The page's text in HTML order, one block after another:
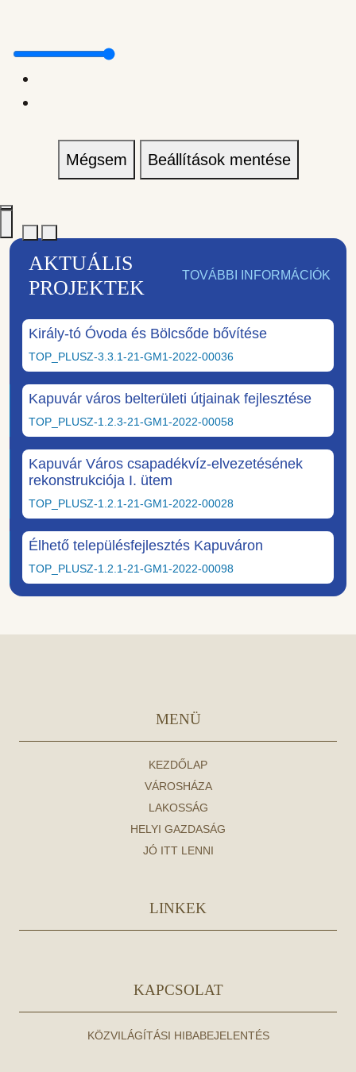
Mégsem Beállítások mentése
AKTUÁLIS
PROJEKTEK
TOVÁBBI INFORMÁCIÓK
Király-tó Óvoda és Bölcsőde bővítése
TOP_PLUSZ-3.3.1-21-GM1-2022-00036
Kapuvár város belterületi útjainak fejlesztése
TOP_PLUSZ-1.2.3-21-GM1-2022-00058
Kapuvár Város csapadékvíz-elvezetésének
rekonstrukciója I. ütem
TOP_PLUSZ-1.2.1-21-GM1-2022-00028
Élhető településfejlesztés Kapuváron
TOP_PLUSZ-1.2.1-21-GM1-2022-00098
MENÜ
KEZDŐLAP
VÁROSHÁZA
LAKOSSÁG
HELYI GAZDASÁG
JÓ ITT LENNI
LINKEK
KAPCSOLAT
KÖZVILÁGÍTÁSI HIBABEJELENTÉS